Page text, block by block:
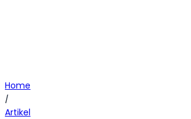
Home
/
Artikel